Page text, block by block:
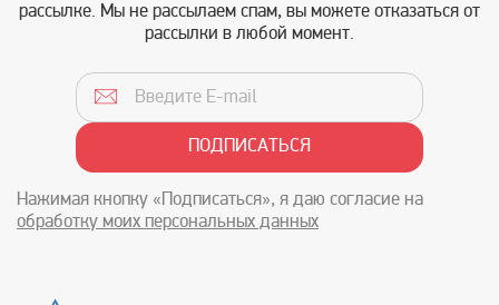
рассылке. Мы не рассылаем спам, вы можете отказаться от
рассылки в любой момент.
Нажимая кнопку «Подписаться», я даю согласие на
обработку моих персональных данных